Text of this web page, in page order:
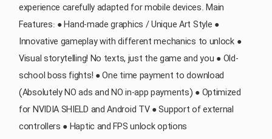
experience carefully adapted for mobile devices. Main
Features: ● Hand-made graphics / Unique Art Style ●
Innovative gameplay with different mechanics to unlock ●
Visual storytelling! No texts, just the game and you ● Old-
school boss fights! ● One time payment to download
(Absolutely NO ads and NO in-app payments) ● Optimized
for NVIDIA SHIELD and Android TV ● Support of external
controllers ● Haptic and FPS unlock options